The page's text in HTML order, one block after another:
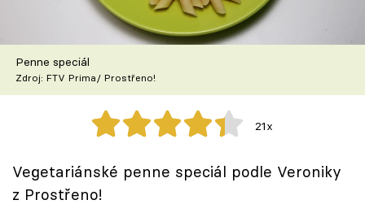
Škola vaření
Recepty z TV
Speciál: Cuketa
Těhotnej kuchař
Sledujte prima+
Penne speciál
Zdroj: FTV Prima/ Prostřeno!
21x
Vegetariánské penne speciál podle Veroniky
z Prostřeno!